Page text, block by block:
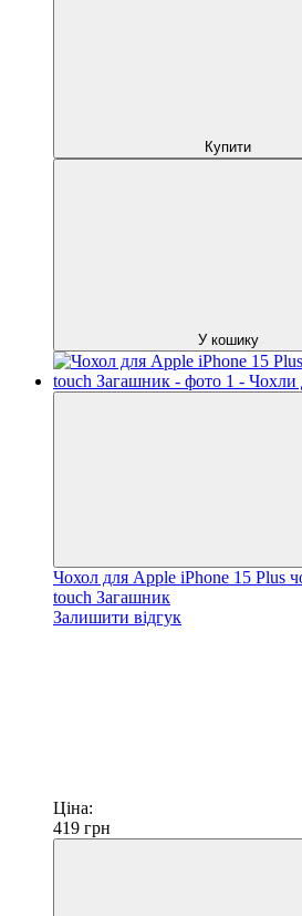
Купити
У кошику
Чохол для Apple iPhone 15 Plus
touch Загашник
Залишити відгук
Ціна:
419 грн